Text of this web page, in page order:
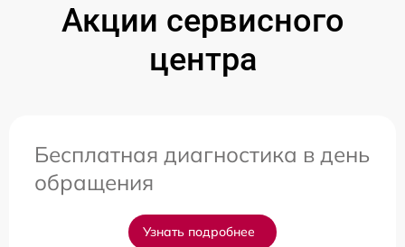
Акции сервисного
центра
Бесплатная диагностика в день
обращения
Узнать подробнее